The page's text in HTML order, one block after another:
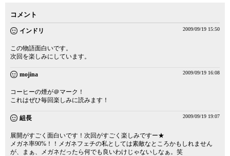
コメント
インドリ 2009/09/19 15:50
この物語面白いです。
次回を楽しみにしています。
mojina 2009/09/19 16:08
コーヒーの煙が＠マーク！
これはぜひ毎回楽しみに読みます！
組長 2009/09/19 19:07
展開がすごく面白いです！次回がすごく楽しみですー★
メガネ率90%！！メガネフェチの私としては素敵なところかもしれません
が、まぁ、メガネだったら何でも良いわけじゃないしなぁ。笑